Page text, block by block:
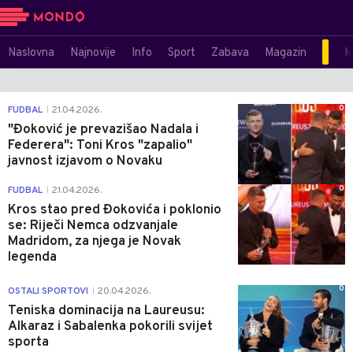
Naslovna Najnovije Info Sport Zabava Magazin
FUDBAL 21.04.2026.
"Đoković je prevazišao Nadala i
Federera": Toni Kros "zapalio"
javnost izjavom o Novaku
0
FUDBAL 21.04.2026.
Kros stao pred Đokovića i poklonio
se: Riječi Nemca odzvanjale
Madridom, za njega je Novak
legenda
0
OSTALI SPORTOVI 20.04.2026.
Teniska dominacija na Laureusu:
Alkaraz i Sabalenka pokorili svijet
sporta
0